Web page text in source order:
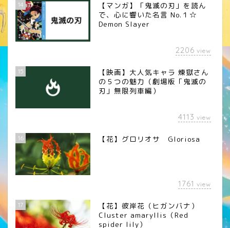
14
【マンガ】「鬼滅の刃」を読ん
で、心に響いた名言 No.１☆
Demon Slayer
2206 view
15
【映画】大人気キャラ 煉󠄁獄さん
の５つの魅力（劇場版「鬼滅の
刃」無限列車編）
4113 view
16 【花】グロリオサ Gloriosa
1761 view
17
【花】彼岸花（ヒガンバナ）
Cluster amaryllis（Red
spider lily）